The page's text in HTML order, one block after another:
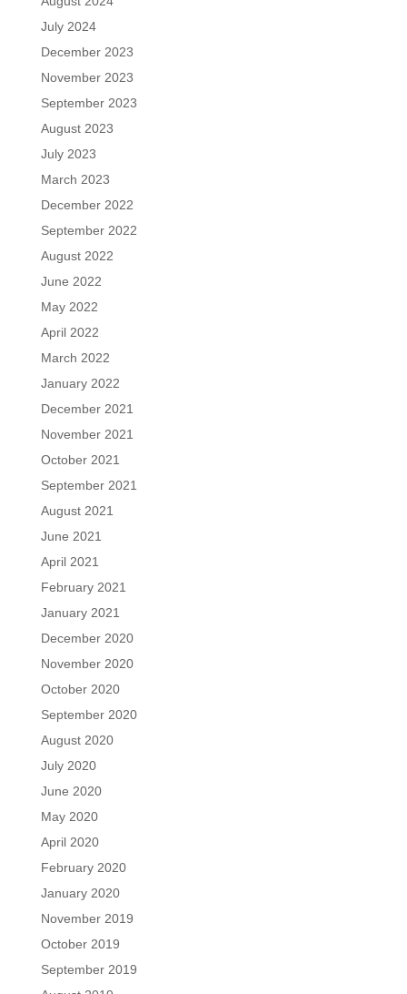
July 2024
December 2023
November 2023
September 2023
August 2023
July 2023
March 2023
December 2022
September 2022
August 2022
June 2022
May 2022
April 2022
March 2022
January 2022
December 2021
November 2021
October 2021
September 2021
August 2021
June 2021
April 2021
February 2021
January 2021
December 2020
November 2020
October 2020
September 2020
August 2020
July 2020
June 2020
May 2020
April 2020
February 2020
January 2020
November 2019
October 2019
September 2019